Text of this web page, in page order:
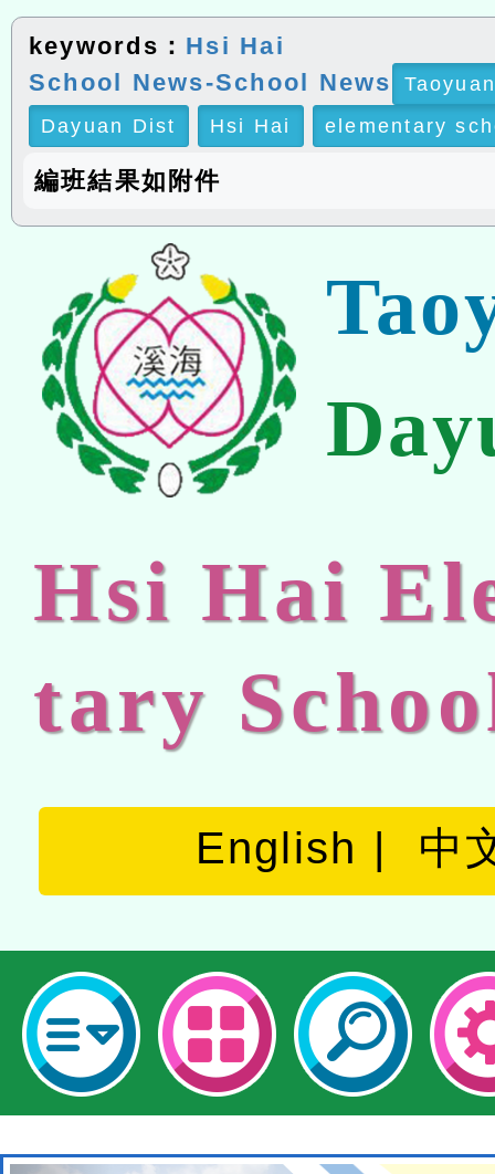
keywords： Hsi Hai
School News-School News
Dayuan Dist
Hsi Hai elementary
編班結果如附件
Hsi Hai
tary
English 中